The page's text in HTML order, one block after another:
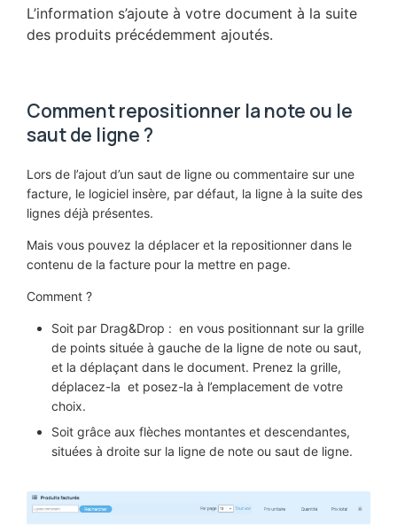
L’information s’ajoute à votre document à la suite
des produits précédemment ajoutés.
Comment repositionner la note ou le
saut de ligne ?
Lors de l’ajout d’un saut de ligne ou commentaire sur une
facture, le logiciel insère, par défaut, la ligne à la suite des
lignes déjà présentes.
Mais vous pouvez la déplacer et la repositionner dans le
contenu de la facture pour la mettre en page.
Comment ?
Soit par Drag&Drop : en vous positionnant sur la grille
de points située à gauche de la ligne de note ou saut,
et la déplaçant dans le document. Prenez la grille,
déplacez-la et posez-la à l’emplacement de votre
choix.
Soit grâce aux flèches montantes et descendantes,
situées à droite sur la ligne de note ou saut de ligne.